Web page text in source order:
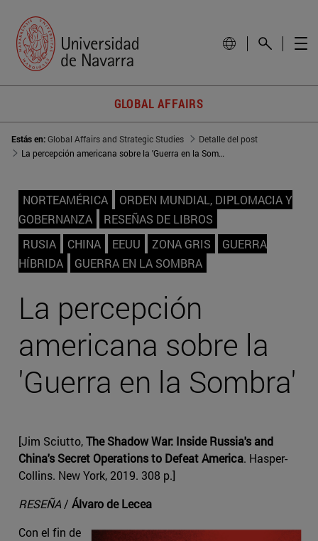
GLOBAL AFFAIRS
Estás en:Global Affairs and Strategic Studies
Detalle del post
La percepción americana sobre la 'Guerra en la Sombra'
NORTEAMÉRICA
ORDEN MUNDIAL, DIPLOMACIA Y
GOBERNANZA
RESEÑAS DE LIBROS
RUSIA
CHINA EEUU ZONA GRIS
GUERRA
HÍBRIDA
GUERRA EN LA SOMBRA
La percepción
americana sobre la
'Guerra en la Sombra'
[Jim Sciutto,The Shadow War: Inside Russia's and
China's Secret Operations to Defeat America. Hasper-
Collins. New York, 2019. 308 p.]
RESEÑA / Álvaro de Lecea
Con el fin de